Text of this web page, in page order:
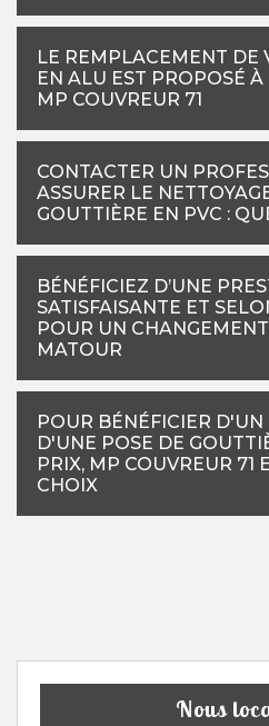
LE REMPLACEMENT DE
EN ALU EST PROPOSÉ
MP COUVREUR 71
CONTACTER UN
ASSURER LE
GOUTTIÈRE EN PVC :
BÉNÉFICIEZ D’UNE
SATISFAISANTE ET
POUR UN
MATOUR
POUR BÉNÉFICIER
D'UNE POSE DE
PRIX, MP COUVREUR 71
CHOIX
Nous